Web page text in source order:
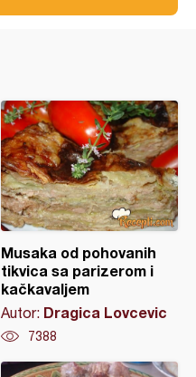
Musaka od pohovanih
tikvica sa parizerom i
kačkavaljem
Autor: Dragica Lovcevic
7388